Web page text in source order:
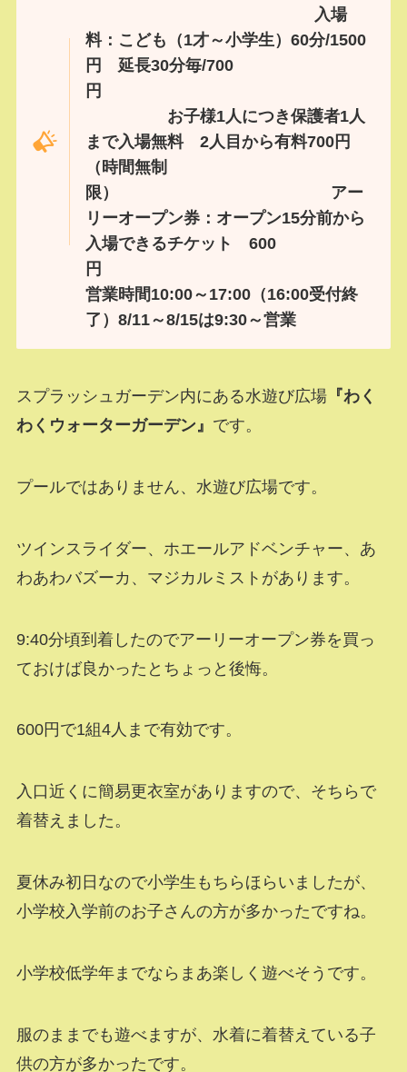
入場
料：こども（1才～小学生）60分/1500
円 延長30分毎/700
円
お子様1人につき保護者1人
まで入場無料 2人目から有料700円
（時間無制
限） アー
リーオープン券：オープン15分前から
入場できるチケット 600
円
営業時間10:00～17:00（16:00受付終
了）8/11～8/15は9:30～営業
スプラッシュガーデン内にある水遊び広場『わく
わくウォーターガーデン』 です。
プールではありません、水遊び広場です。
ツインスライダー、ホエールアドベンチャー、あ
わあわバズーカ、マジカルミストがあります。
9:40分頃到着したのでアーリーオープン券を買っ
ておけば良かったとちょっと後悔。
600円で1組4人まで有効です。
入口近くに簡易更衣室がありますので、そちらで
着替えました。
夏休み初日なので小学生もちらほらいましたが、
小学校入学前のお子さんの方が多かったですね。
小学校低学年までならまあ楽しく遊べそうです。
服のままでも遊べますが、水着に着替えている子
供の方が多かったです。